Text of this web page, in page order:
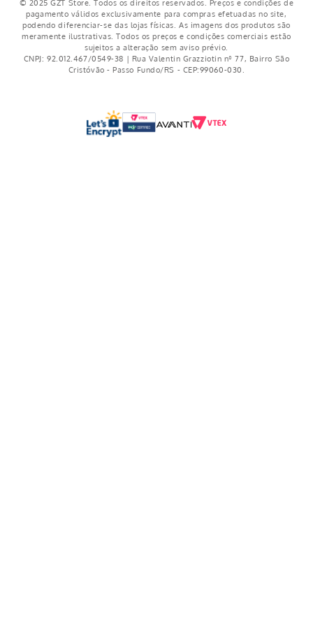
© 2025 GZT Store. Todos os direitos reservados. Preços e condições de
pagamento válidos exclusivamente para compras efetuadas no site,
podendo diferenciar-se das lojas físicas. As imagens dos produtos são
meramente ilustrativas. Todos os preços e condições comerciais estão
sujeitos a alteração sem aviso prévio.
CNPJ: 92.012.467/0549-38 | Rua Valentin Grazziotin nº 77, Bairro São
Cristóvão - Passo Fundo/RS - CEP:99060-030.